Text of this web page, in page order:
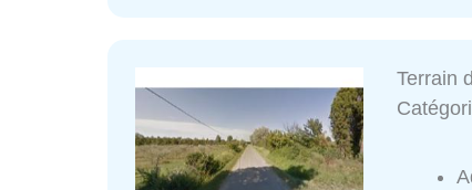
Terrain